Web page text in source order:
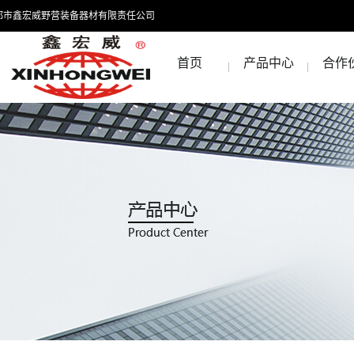
市鑫宏威野营装备器材有限责任公司
首页 产品中心 合作